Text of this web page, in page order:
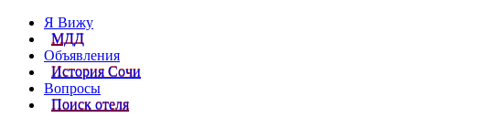
Я Вижу
МДД
Объявления
История Сочи
Вопросы
Поиск отеля